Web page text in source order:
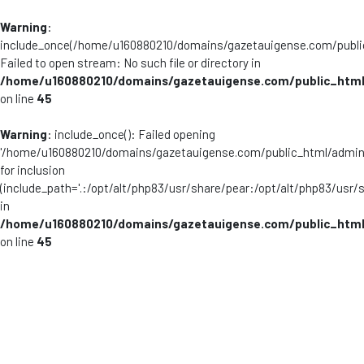
Warning:
include_once(/home/u160880210/domains/gazetauigense.com/
Failed to open stream: No such file or directory in
/home/u160880210/domains/gazetauigense.com/
on line 45
Warning: include_once(): Failed opening
'/home/u160880210/domains/gazetauigense.com/public_html/
for inclusion
(include_path='.:/opt/alt/php83/usr/share/pear:/opt/alt/php83/
in
/home/u160880210/domains/gazetauigense.com/
on line 45